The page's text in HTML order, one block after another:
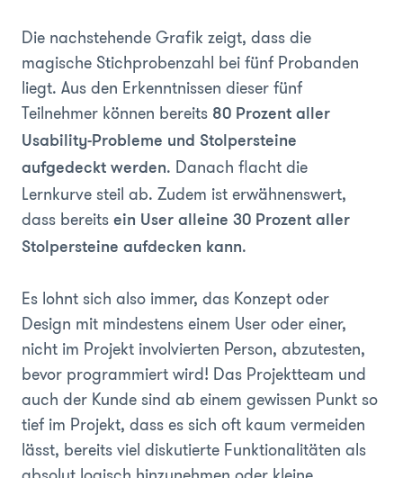
Die nachstehende Grafik zeigt, dass die
magische Stichprobenzahl bei fünf Probanden
liegt. Aus den Erkenntnissen dieser fünf
Teilnehmer können bereits 80 Prozent aller
Usability-Probleme und Stolpersteine
aufgedeckt werden. Danach flacht die
Lernkurve steil ab. Zudem ist erwähnenswert,
dass bereits ein User alleine 30 Prozent aller
Stolpersteine aufdecken kann.
Es lohnt sich also immer, das Konzept oder
Design mit mindestens einem User oder einer,
nicht im Projekt involvierten Person, abzutesten,
bevor programmiert wird! Das Projektteam und
auch der Kunde sind ab einem gewissen Punkt so
tief im Projekt, dass es sich oft kaum vermeiden
lässt, bereits viel diskutierte Funktionalitäten als